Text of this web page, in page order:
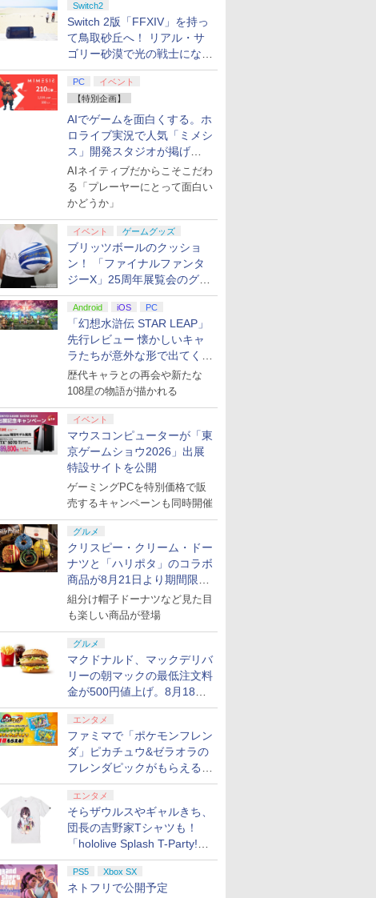
Switch2
Switch 2版「FFXIV」を持っ
て鳥取砂丘へ！ リアル・サ
ゴリー砂漠で光の戦士になっ
てみた
PC
イベント
【特別企画】
AIでゲームを面白くする。ホ
ロライブ実況で人気「ミメシ
ス」開発スタジオが掲げ
る“AI活用の信念”とは？【講
演レポート】
AIネイティブだからこそこだわ
る「プレーヤーにとって面白い
かどうか」
イベント ゲームグッズ
ブリッツボールのクッショ
ン！ 「ファイナルファンタ
ジーX」25周年展覧会のグッ
ズ情報が公開
Android iOS PC
「幻想水滸伝 STAR LEAP」
先行レビュー 懐かしいキャ
ラたちが意外な形で出てくる
シリーズ完全新作！
歴代キャラとの再会や新たな
108星の物語が描かれる
イベント
マウスコンピューターが「東
京ゲームショウ2026」出展
特設サイトを公開
ゲーミングPCを特別価格で販
売するキャンペーンも同時開催
グルメ
クリスピー・クリーム・ドー
ナツと「ハリポタ」のコラボ
商品が8月21日より期間限定
で発売
組分け帽子ドーナツなど見た目
も楽しい商品が登場
グルメ
マクドナルド、マックデリバ
リーの朝マックの最低注文料
金が500円値上げ。8月18日
より1,500円から受付
エンタメ
ファミマで「ポケモンフレン
ダ」ピカチュウ&ゼラオラの
フレンダピックがもらえるキ
ャンペーン開催！
エンタメ
そらザウルスやギャルきち、
団長の吉野家Tシャツも！
「hololive Splash T-Party!」
全Tシャツラインナップ公開
＆オンライン販売開始
PS5 Xbox SX
ネトフリで公開予定